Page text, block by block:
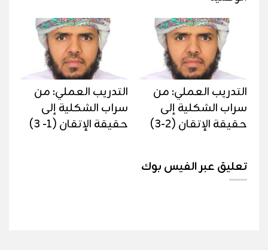
التدريب العملي: من
سراب الشكلية إلى
حقيقة الإتقان (2-3)
التدريب العملي: من
سراب الشكلية إلى
حقيقة الإتقان (1- 3)
تعليق عبر الفيس بوك